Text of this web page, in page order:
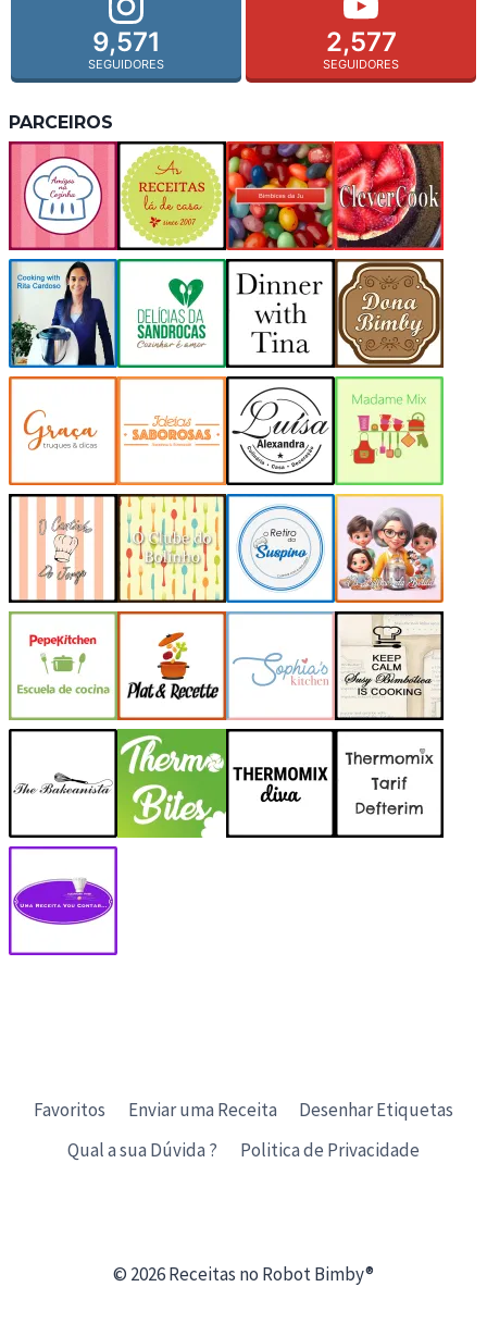
9,571
SEGUIDORES
2,577
SEGUIDORES
PARCEIROS
Favoritos Enviar uma Receita
Desenhar Etiquetas
Qual a sua Dúvida ?
Politica de Privacidade
© 2026 Receitas no Robot Bimby®